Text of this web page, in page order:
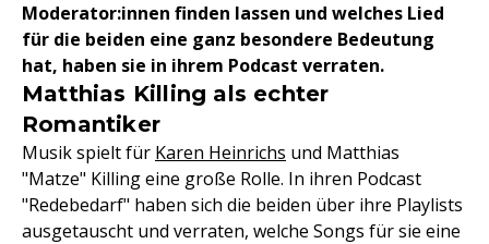
Moderator:innen finden lassen und welches Lied
für die beiden eine ganz besondere Bedeutung
hat, haben sie in ihrem Podcast verraten.
Matthias Killing als echter
Romantiker
Musik spielt für Karen Heinrichs und Matthias
"Matze" Killing eine große Rolle. In ihren Podcast
"Redebedarf" haben sich die beiden über ihre Playlists
ausgetauscht und verraten, welche Songs für sie eine